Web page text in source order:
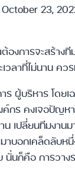
October 23,
งการจะสร้างที
วลาที่ไม่นาน คว
ร ผู้บริหาร โดยเ
ค์กร คงเจอปัญห
น เปลี่ยนทีมงาน
าบอกเคล็ดลับห
นั่นก็คือ การวาง